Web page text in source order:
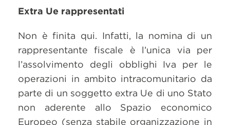
Extra Ue rappresentati
Non è finita qui. Infatti, la nomina di un
rappresentante fiscale è l’unica via per
l’assolvimento degli obblighi Iva per le
operazioni in ambito intracomunitario da
parte di un soggetto extra Ue di uno Stato
non aderente allo Spazio economico
Europeo (senza stabile organizzazione in